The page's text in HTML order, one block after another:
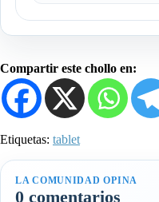
Compartir este chollo en:
Etiquetas: tablet
LA COMUNIDAD OPINA
0 comentarios